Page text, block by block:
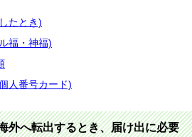
たとき)
福・神福)
人番号カード)
外へ転出するとき、届け出に必要